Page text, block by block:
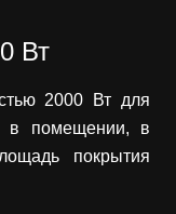
Вт
2000 Вт для
в помещении, в
покрытия